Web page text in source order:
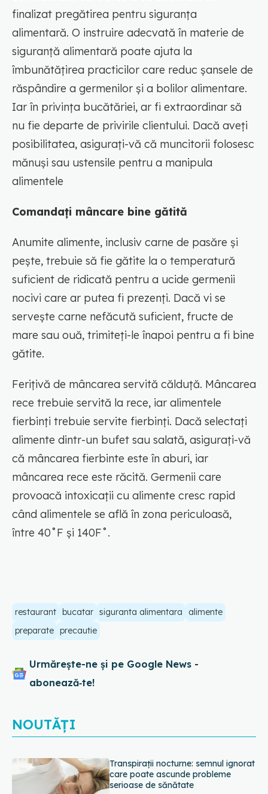
finalizat pregătirea pentru siguranța
alimentară. O instruire adecvată în materie de
siguranță alimentară poate ajuta la
îmbunătățirea practicilor care reduc șansele de
răspândire a germenilor și a bolilor alimentare.
Iar în privința bucătăriei, ar fi extraordinar să
nu fie departe de privirile clientului. Dacă aveți
posibilitatea, asigurați-vă că muncitorii folosesc
mănuși sau ustensile pentru a manipula
alimentele
Comandați mâncare bine gătită
Anumite alimente, inclusiv carne de pasăre și
pește, trebuie să fie gătite la o temperatură
suficient de ridicată pentru a ucide germenii
nocivi care ar putea fi prezenți. Dacă vi se
servește carne nefăcută suficient, fructe de
mare sau ouă, trimiteți-le înapoi pentru a fi bine
gătite.
Ferițivă de mâncarea servită călduță. Mâncarea
rece trebuie servită la rece, iar alimentele
fierbinți trebuie servite fierbinți. Dacă selectați
alimente dintr-un bufet sau salată, asigurați-vă
că mâncarea fierbinte este în aburi, iar
mâncarea rece este răcită. Germenii care
provoacă intoxicații cu alimente cresc rapid
când alimentele se află în zona periculoasă,
între 40˚F și 140F˚.
restaurant bucatar siguranta alimentara
alimente
preparate precautie
Urmărește-ne și pe Google News -
abonează‑te!
NOUTĂȚI
Ce poți mânca și ce trebuie să eviți
dacă ai gastrită: exemplu de meniu
care reduce inflamația stomacului